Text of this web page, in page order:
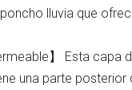
lluvia que
】 Esta capa
una parte posterior